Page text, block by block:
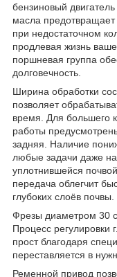
бензиновый
масла
при недостаточном
продлевая жизнь
поршневая группа
долговечность.
Ширина обработки
позволяет
время. Для большего
работы
задняя. Наличие
любые задачи даже
уплотнившейся
передача облегчит
глубоких слоёв почвы.
Фрезы диаметром 30
Процесс регулировки
прост благодаря
переставляется в
Ременной привод